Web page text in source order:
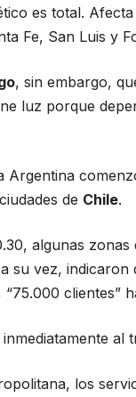
es total.
Fe, San Luis y
, sin embargo,
luz porque
Argentina
de Chile.
algunas
su vez,
“75.000 clientes”
al
los